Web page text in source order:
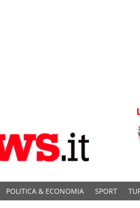
POLITICA & ECONOMIA SPORT